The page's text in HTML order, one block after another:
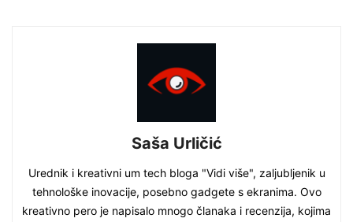
Saša Urličić
Urednik i kreativni um tech bloga "Vidi više", zaljubljenik u
tehnološke inovacije, posebno gadgete s ekranima. Ovo
kreativno pero je napisalo mnogo članaka i recenzija, kojima